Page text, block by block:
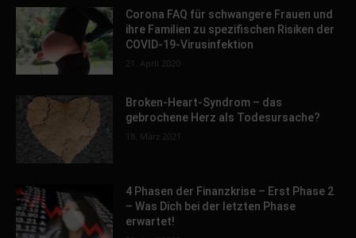
Corona FAQ für schwangere Frauen und
ihre Familien zu spezifischen Risiken der
COVID-19-Virusinfektion
21. April 2020
Broken-Heart-Syndrom – das
gebrochene Herz als Todesursache?
18. März 2021
4 Phasen der Finanzkrise – Erst Phase 2
– Was Dich bei der letzten Phase
erwartet!